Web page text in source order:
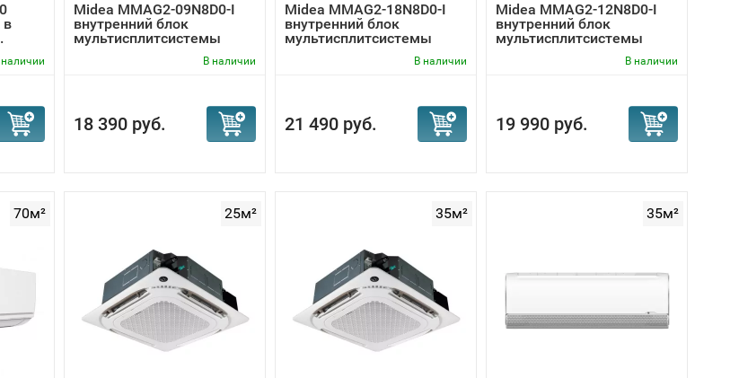
в
наличии
Midea MMAG2-09N8D0-I
внутренний блок
мультисплитсистемы
В наличии
18 390 руб.
Midea MMAG2-18N8D0-I
внутренний блок
мультисплитсистемы
В наличии
21 490 руб.
Midea MMAG2-12N8D0-I
внутренний блок
мультисплитсистемы
В наличии
19 990 руб.
70м² 25м² 35м² 35м²